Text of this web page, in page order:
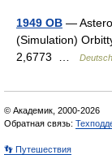
1949 OB —
(Simulation)
2,6773 …
© Академик, 2000-2026
Обратная связь:
👣 Путешествия